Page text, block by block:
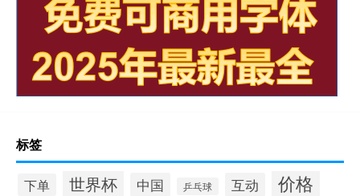
标签
下单 世界杯 中国 乒乓球 互动 价格